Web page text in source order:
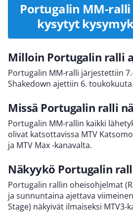
Portugalin MM-ralli
kysytyt
Milloin Portugalin ralli
Portugalin MM-ralli järjestettiin
Shakedown ajettiin 6. toukokuuta.
Missä Portugalin ralli
Portugalin MM-rallin kaikki
olivat katsottavissa MTV
ja MTV Max -kanavalta.
Näkyykö Portugalin
Portugalin rallin oheisohjelmat
ja sunnuntaina ajettava
Stage) näkyivät ilmaiseksi MTV3-